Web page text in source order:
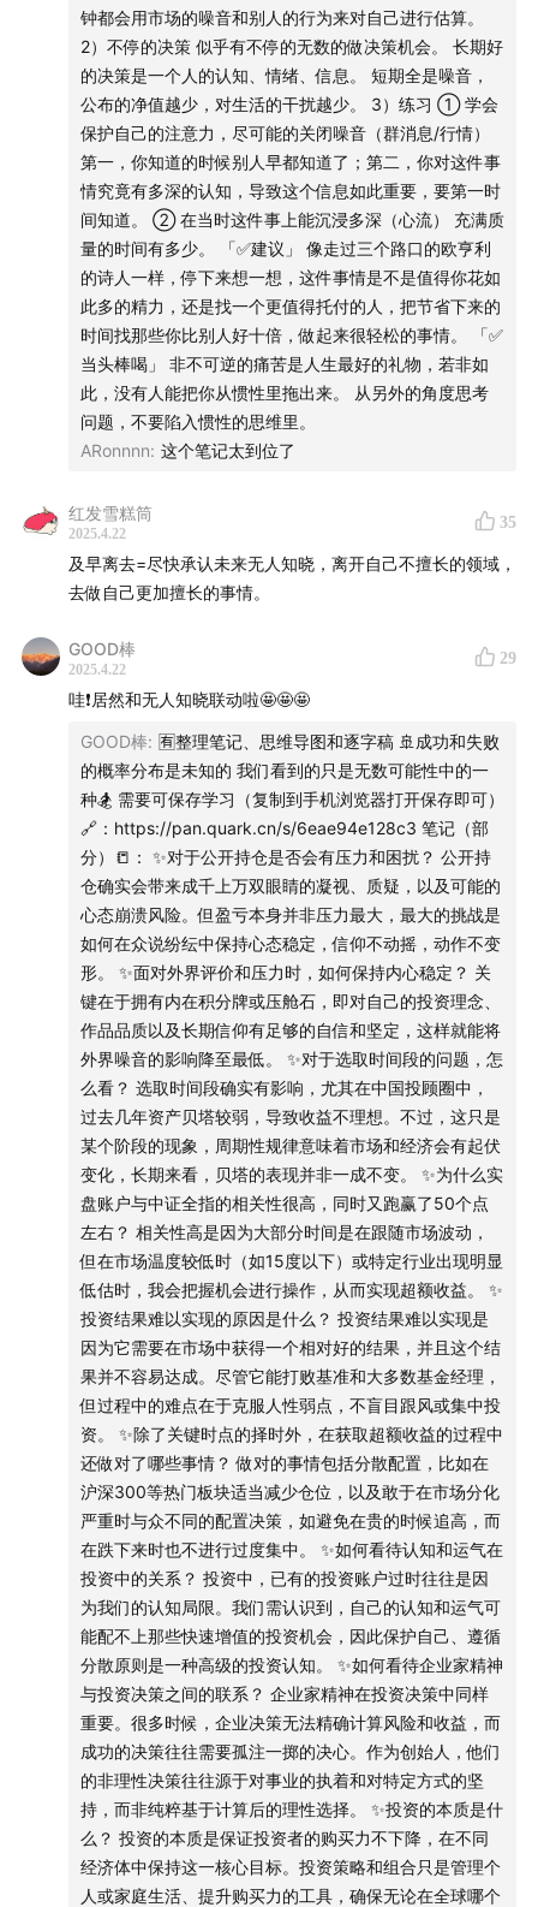
命运之路，从未分叉》
以下图片均来自《投资中，我相信的事》
《金钱心理学》，美股历史上在10年周期里，获得较低收益
的概率大于10%。
同理，在2005年投A股的人和2015年投A股的人，眼中的A
股是不一样。
「✅预期年化收益 - 12%」
= 沪深300长期收益8% + 超额收益4%
过去几年，中国资产贝塔较弱，不要指望在这种灾难下，硬
做出阿尔法。
周期，是世界最底层的规律之一，代表人性，始终存在。
最贵的是，在大家都不相信的地方做出一些非共识的正确。
「🌡温度计的决策」
最有价值是15°以下、和70°以上（特别贵），不跟随市场，
对抗。其他时候不应该把注意力放在投资上，不应该关注、
大幅跑赢。
亦步亦趋：大部分时候跟随，不做决策，不认为比市场知道
的更多、更有把握。少数机会时，积累一点超额收益。
「✅决策」
关注决策的过程，而不关注决策的结果。
决策是过程导向，短期涨跌结果不由决策质量决定。
投资里最简单的最有效，不要给系统太多复杂性的变量。
回到市场上，知道你在赚谁的钱？利用了市场的哪些特征？
「✅分散配置」
敢于在这个市场上和别人不一样，尤其是那些非常贵的品
种，涨的非常好的时候。
1）集中
要么在贵的时候集中追进去，要么在它跌下来的时候集中。
中概的集中：太贵的时候追进去的，跌了1/3抄底抄早了的。
离场是一种集中，集中全部在现金上。
费德勒很少，巴菲特很少，我很喜欢他们，但他不在我可以
选择的范围里。
集中是获得异常值的条件，代表你跟世界的不确定性对抗。
巴菲特的集中是在他真的能力圈里。
集中，是赌性？还是真的比市场知道更多，敢于集中？
2）分散
唯一确定的事情是不确定性会变大，此时最重要的是分散。
分散意味着杜绝了异常值，但在值得bat的地方bat一下。
你自己的认知和运气凭什么配得上涨得最好的吗？
与回本的距离：让已有的投资账户过时的是我们的认知。
「⭐️命运之路，从未分叉」
📚《命运之路》
看起来人生充满岔路，总是有选择，但是每条路往往也都最
终通往性格预设好的终点。就像戴维每次都会死于侯爵的那
把枪。
最终只能获得配得上自己那时认知和行为方式的结果。
任何一个性格有自己的优劣势，只是你需要避免一些不可逆
事情的发生。
三条路都是死路，有没有可能停下来先改变一下自己。
「✅企业决策」
张维迎《重新理解企业家精神》真正的企业家做事是用心计
算的。
很多企业决策无法计算风险、收益，事后看非常好的决策是
孤注一掷。
创始人对一个企业足够重要，因为他可以做出非理性的决
策。
不是认为未来赔率足够大、能赚足够多的钱，而是这就是我
做这件事儿的目的，如果不这么做就别做了。
钟都会用市场的噪音和别人的行为来对自己进行估算。
2）不停的决策 似乎有不停的无数的做决策机会。 长期好
的决策是一个人的认知、情绪、信息。 短期全是噪音，
公布的净值越少，对生活的干扰越少。 3）练习 ① 学会
保护自己的注意力，尽可能的关闭噪音（群消息/行情）
第一，你知道的时候别人早都知道了；第二，你对这件事
情究竟有多深的认知，导致这个信息如此重要，要第一时
间知道。 ② 在当时这件事上能沉浸多深（心流） 充满质
量的时间有多少。 「✅建议」 像走过三个路口的欧亨利
的诗人一样，停下来想一想，这件事情是不是值得你花如
此多的精力，还是找一个更值得托付的人，把节省下来的
时间找那些你比别人好十倍，做起来很轻松的事情。 「✅
当头棒喝」 非不可逆的痛苦是人生最好的礼物，若非如
此，没有人能把你从惯性里拖出来。 从另外的角度思考
问题，不要陷入惯性的思维里。
ARonnnn: 这个笔记太到位了
红发雪糕筒
2025.4.22
35
及早离去=尽快承认未来无人知晓，离开自己不擅长的领域，
去做自己更加擅长的事情。
GOOD棒
2025.4.22
29
哇❗️居然和无人知晓联动啦🤩🤩🤩
GOOD棒: 🈶️整理笔记、思维导图和逐字稿 🚢成功和失败
的概率分布是未知的 我们看到的只是无数可能性中的一
种🏂 需要可保存学习（复制到手机浏览器打开保存即可）
🔗：https://pan.quark.cn/s/6eae94e128c3 笔记（部
分）📒： ✨对于公开持仓是否会有压力和困扰？ 公开持
仓确实会带来成千上万双眼睛的凝视、质疑，以及可能的
心态崩溃风险。但盈亏本身并非压力最大，最大的挑战是
如何在众说纷纭中保持心态稳定，信仰不动摇，动作不变
形。 ✨面对外界评价和压力时，如何保持内心稳定？ 关
键在于拥有内在积分牌或压舱石，即对自己的投资理念、
作品品质以及长期信仰有足够的自信和坚定，这样就能将
外界噪音的影响降至最低。 ✨对于选取时间段的问题，怎
么看？ 选取时间段确实有影响，尤其在中国投顾圈中，
过去几年资产贝塔较弱，导致收益不理想。不过，这只是
某个阶段的现象，周期性规律意味着市场和经济会有起伏
变化，长期来看，贝塔的表现并非一成不变。 ✨为什么实
盘账户与中证全指的相关性很高，同时又跑赢了50个点
左右？ 相关性高是因为大部分时间是在跟随市场波动，
但在市场温度较低时（如15度以下）或特定行业出现明显
低估时，我会把握机会进行操作，从而实现超额收益。 ✨
投资结果难以实现的原因是什么？ 投资结果难以实现是
因为它需要在市场中获得一个相对好的结果，并且这个结
果并不容易达成。尽管它能打败基准和大多数基金经理，
但过程中的难点在于克服人性弱点，不盲目跟风或集中投
资。 ✨除了关键时点的择时外，在获取超额收益的过程中
还做对了哪些事情？ 做对的事情包括分散配置，比如在
沪深300等热门板块适当减少仓位，以及敢于在市场分化
严重时与众不同的配置决策，如避免在贵的时候追高，而
在跌下来时也不进行过度集中。 ✨如何看待认知和运气在
投资中的关系？ 投资中，已有的投资账户过时往往是因
为我们的认知局限。我们需认识到，自己的认知和运气可
能配不上那些快速增值的投资机会，因此保护自己、遵循
分散原则是一种高级的投资认知。 ✨如何看待企业家精神
与投资决策之间的联系？ 企业家精神在投资决策中同样
重要。很多时候，企业决策无法精确计算风险和收益，而
成功的决策往往需要孤注一掷的决心。作为创始人，他们
的非理性决策往往源于对事业的执着和对特定方式的坚
持，而非纯粹基于计算后的理性选择。 ✨投资的本质是什
么？ 投资的本质是保证投资者的购买力不下降，在不同
经济体中保持这一核心目标。投资策略和组合只是管理个
人或家庭生活、提升购买力的工具，确保无论在全球哪个